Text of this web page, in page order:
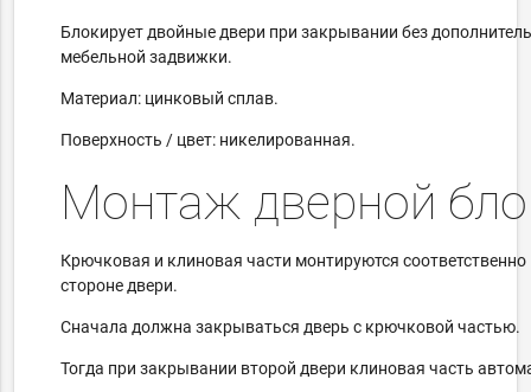
Блокирует двойные двери при закрывании без
мебельной задвижки.
Материал: цинковый сплав.
Поверхность / цвет: никелированная.
Монтаж дверной
Крючковая и клиновая части монтируются
стороне двери.
Сначала должна закрываться дверь с крючковой частью.
Тогда при закрывании второй двери клиновая часть